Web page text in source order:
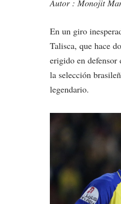
Autor : Monojit
En un giro
Talisca, que hace
erigido en
la selección
legendario.